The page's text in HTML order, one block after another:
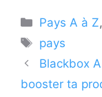
Catégories
Pays A à Z
Étiquettes
pays
Blackbox
booster ta